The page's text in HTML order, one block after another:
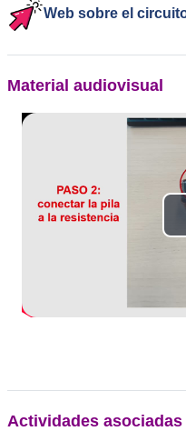
Web sobre el
Material audiovisual
Actividades asociadas